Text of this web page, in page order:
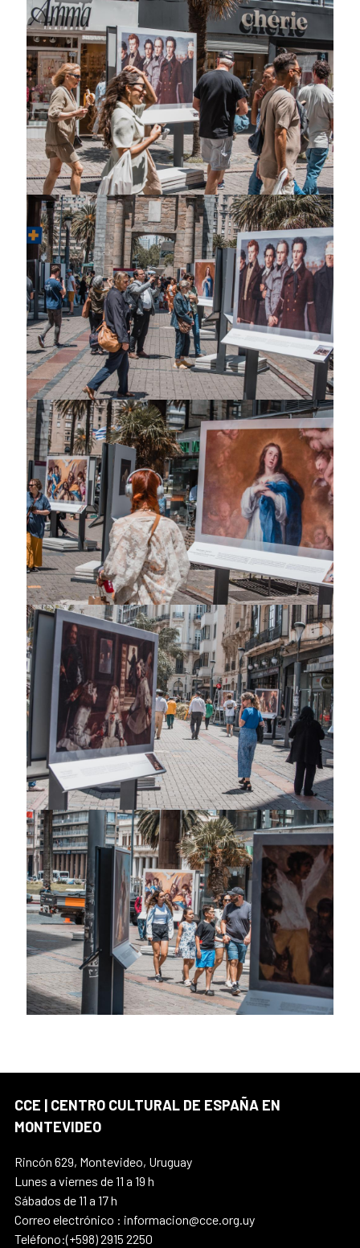
CCE | CENTRO CULTURAL DE ESPAÑA EN
MONTEVIDEO
Rincón 629, Montevideo, Uruguay
Lunes a viernes de 11 a 19 h
Sábados de 11 a 17 h
Correo electrónico : informacion@cce.org.uy
Teléfono:(+598) 2915 2250